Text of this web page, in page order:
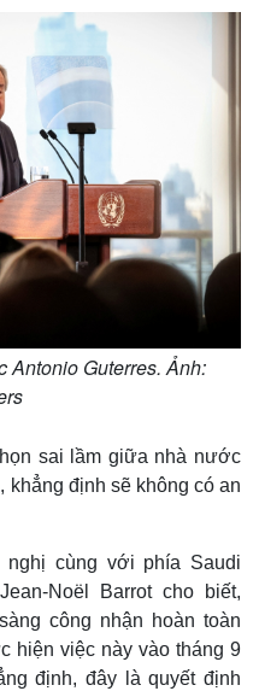
Multimedia
Video
Antonio Guterres. Ảnh:
sai lầm giữa nhà nước
khẳng định sẽ không có an
cùng với phía Saudi
Noël Barrot cho biết,
công nhận hoàn toàn
hiện việc này vào tháng 9
định, đây là quyết định